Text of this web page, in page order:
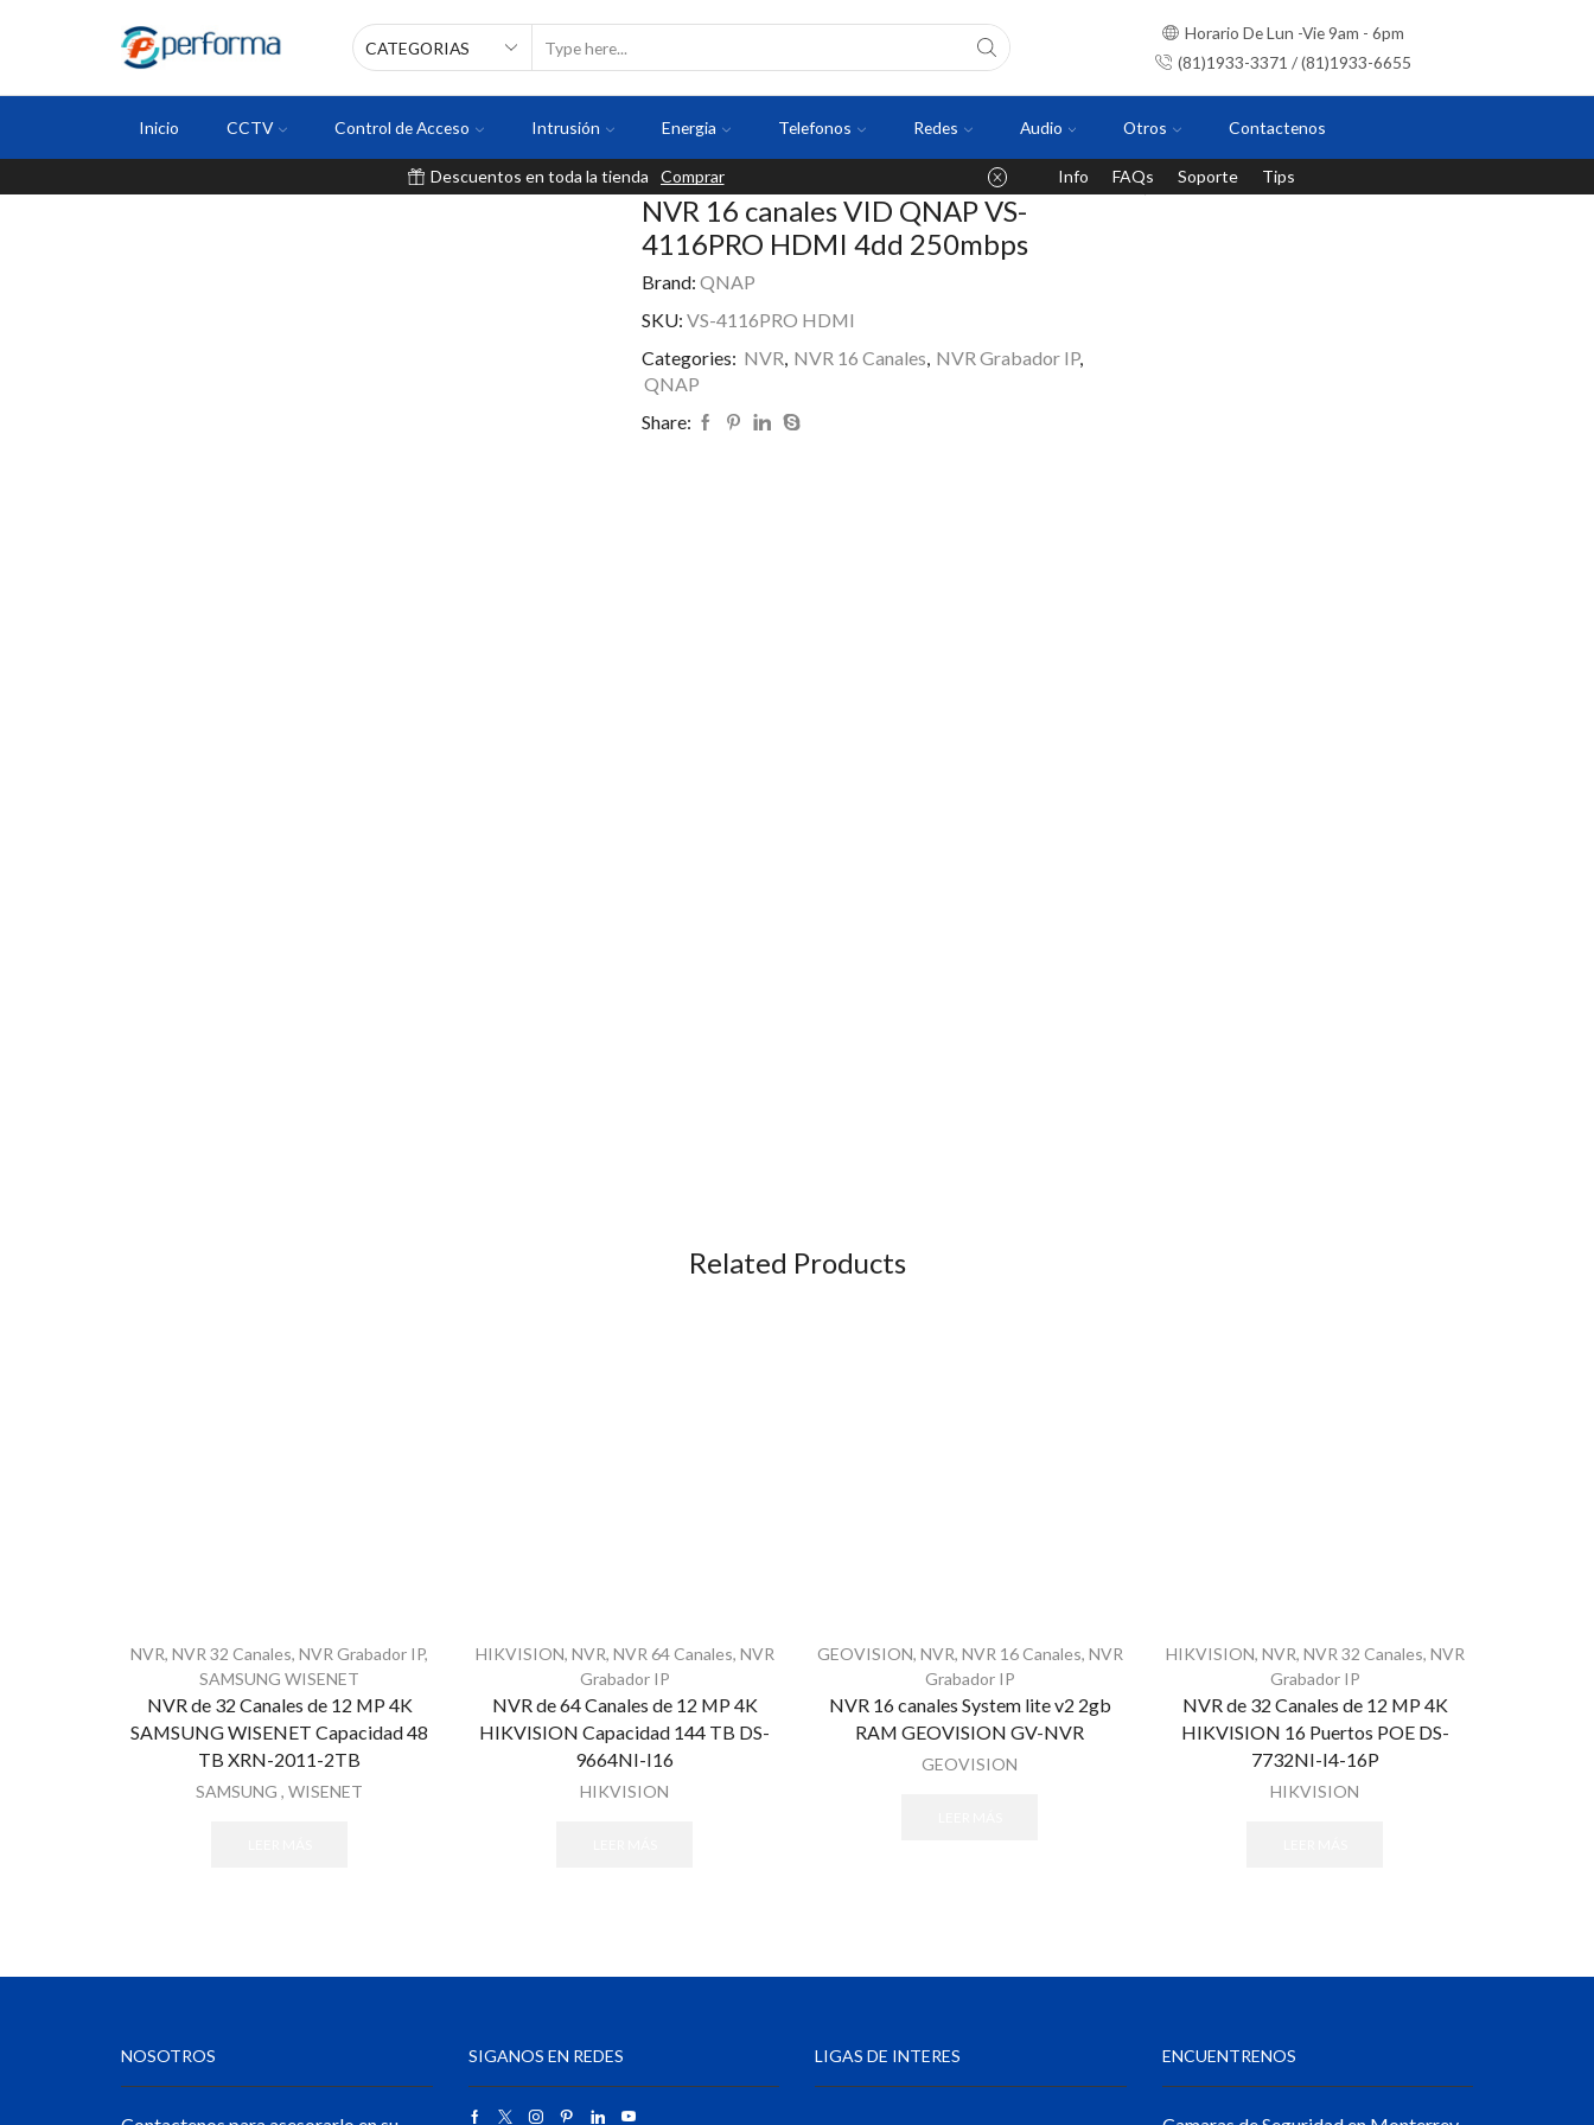
Horario De Lun -Vie 9am - 6pm
(81)1933-3371 / (81)1933-6655
Inicio CCTV Control de Acceso Intrusión Energia Telefonos Redes Audio Otros Contactenos
Descuentos en toda la tienda Comprar Info FAQs Soporte Tips
NVR 16 canales VID QNAP VS-
4116PRO HDMI 4dd 250mbps
Brand: QNAP
SKU: VS-4116PRO HDMI
Categories: NVR, NVR 16 Canales, NVR Grabador IP,
QNAP
Share:
Related Products
NVR, NVR 32 Canales, NVR Grabador IP,
SAMSUNG WISENET
NVR de 32 Canales de 12 MP 4K
SAMSUNG WISENET Capacidad 48
TB XRN-2011-2TB
SAMSUNG , WISENET
HIKVISION, NVR, NVR 64 Canales, NVR
Grabador IP
NVR de 64 Canales de 12 MP 4K
HIKVISION Capacidad 144 TB DS-
9664NI-I16
HIKVISION
GEOVISION, NVR, NVR 16 Canales, NVR
Grabador IP
NVR 16 canales System lite v2 2gb
RAM GEOVISION GV-NVR
GEOVISION
HIKVISION, NVR, NVR 32 Canales, NVR
Grabador IP
NVR de 32 Canales de 12 MP 4K
HIKVISION 16 Puertos POE DS-
7732NI-I4-16P
HIKVISION
NOSOTROS SIGANOS EN REDES LIGAS DE INTERES ENCUENTRENOS